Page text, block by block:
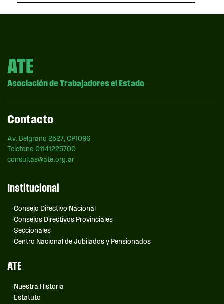
ATE
Asociación de Trabajadores el Estado
Contacto
Av. Belgrano 2527, CP1096
Telefono 01141225700
consultas@ate.org.ar
Institucional
Consejo Directivo Nacional
Consejos Directivos Provinciales
Seccionales
Centro Nacional de Jubilados y Pensionados
ATE
Nuestra Historia
Estatuto